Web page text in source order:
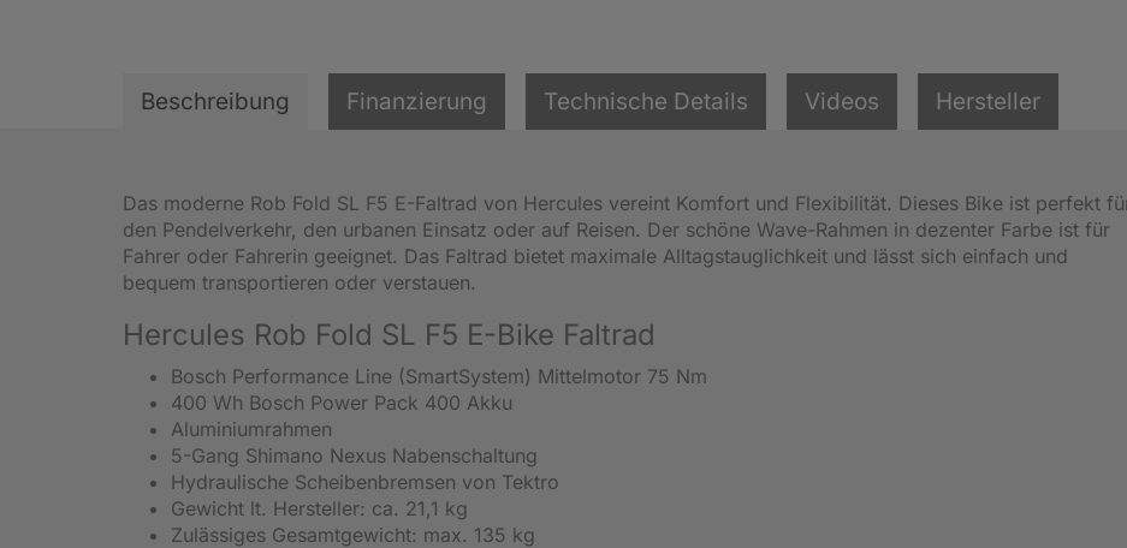
Beschreibung Finanzierung Technische Details Videos Hersteller
Das moderne Rob Fold SL F5 E-Faltrad von Hercules vereint Komfort und Flexibilität. Dieses Bike ist perfekt
den Pendelverkehr, den urbanen Einsatz oder auf Reisen. Der schöne Wave-Rahmen in dezenter Farbe ist für
Fahrer oder Fahrerin geeignet. Das Faltrad bietet maximale Alltagstauglichkeit und lässt sich einfach und
bequem transportieren oder verstauen.
Hercules Rob Fold SL F5 E-Bike Faltrad
Bosch Performance Line (SmartSystem) Mittelmotor 75 Nm
400 Wh Bosch Power Pack 400 Akku
Aluminiumrahmen
5-Gang Shimano Nexus Nabenschaltung
Hydraulische Scheibenbremsen von Tektro
Gewicht lt. Hersteller: ca. 21,1 kg
Zulässiges Gesamtgewicht: max. 135 kg